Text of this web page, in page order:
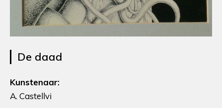
De daad
Kunstenaar:
A. Castellvi